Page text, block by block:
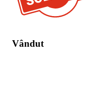
Vândut